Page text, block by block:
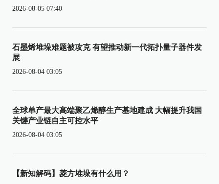
2026-08-05 07:40
石墨烯堆垛难题被攻克 有望推动新一代拓扑量子器件发
展
2026-08-04 03:05
全球单产最大高端聚乙烯醇生产基地建成 大幅提升我国
关键产业链自主可控水平
2026-08-04 03:05
【新知解码】菱方堆垛有什么用？